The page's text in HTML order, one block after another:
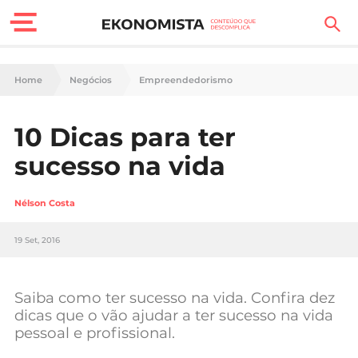
Finanças Pessoais
Carreira
Tecnologia
Negócios
Home Negócios Empreendedorismo
10 Dicas para ter
sucesso na vida
Nélson Costa
19 Set, 2016
Saiba como ter sucesso na vida. Confira dez
dicas que o vão ajudar a ter sucesso na vida
pessoal e profissional.